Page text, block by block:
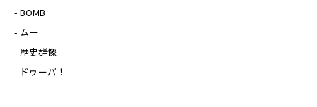
- BOMB
- ムー
- 歴史群像
- ドゥーパ！